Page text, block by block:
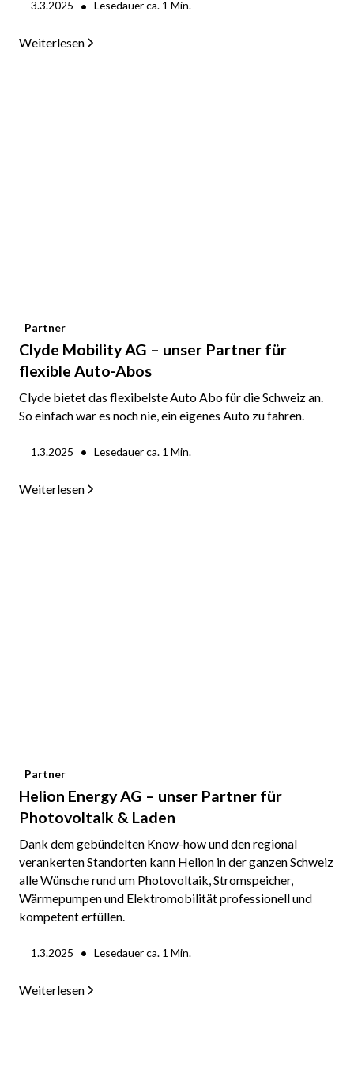
3.3.2025 • Lesedauer ca. 1 Min.
Weiterlesen
Partner
Clyde Mobility AG – unser Partner für
flexible Auto-Abos
Clyde bietet das flexibelste Auto Abo für die Schweiz an.
So einfach war es noch nie, ein eigenes Auto zu fahren.
1.3.2025 • Lesedauer ca. 1 Min.
Weiterlesen
Partner
Helion Energy AG – unser Partner für
Photovoltaik & Laden
Dank dem gebündelten Know-how und den regional
verankerten Standorten kann Helion in der ganzen Schweiz
alle Wünsche rund um Photovoltaik, Stromspeicher,
Wärmepumpen und Elektromobilität professionell und
kompetent erfüllen.
1.3.2025 • Lesedauer ca. 1 Min.
Weiterlesen